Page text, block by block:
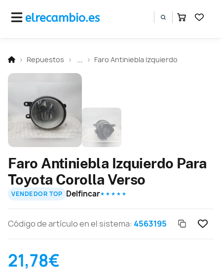
Repuestos Faro Antiniebla Izquierdo
Faro Antiniebla Izquierdo Para
Toyota Corolla Verso
VENDEDOR TOP Delfincar★ ★ ★ ★ ★
Código de artículo en el sistema:4563195
21,78€